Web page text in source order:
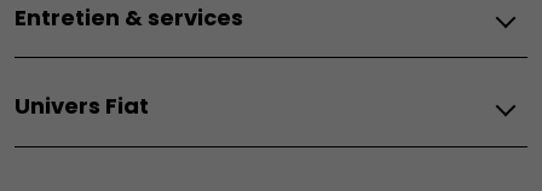
600 Hybrid
500 Hybrid
Véhicules électrique
Véhicules hybride
Fiat Professionnel
Entretien & services
Expertise
Univers Fiat